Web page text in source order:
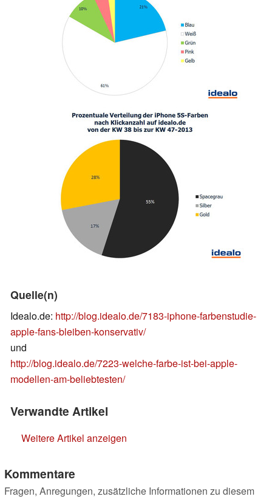
Quelle(n)
Idealo.de: http://blog.idealo.de/7183-iphone-farbenstudie-
apple-fans-bleiben-konservativ/
und
http://blog.idealo.de/7223-welche-farbe-ist-bei-apple-
modellen-am-beliebtesten/
Verwandte Artikel
Weitere Artikel anzeigen
Kommentare
Fragen, Anregungen, zusätzliche Informationen zu diesem